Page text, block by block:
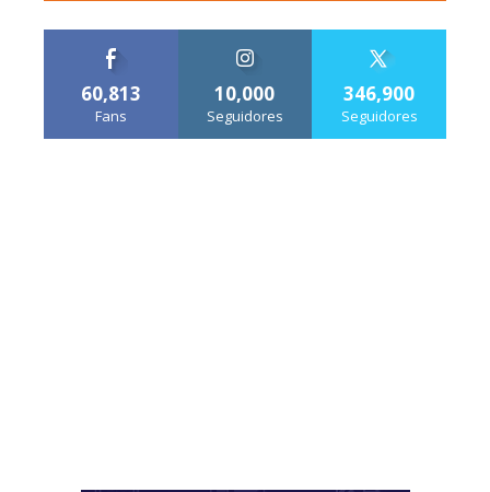
60,813
Fans
10,000
Seguidores
346,900
Seguidores